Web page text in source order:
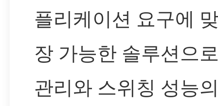
플리케이션 요구에
장 가능한 솔루션으
관리와 스위칭 성능